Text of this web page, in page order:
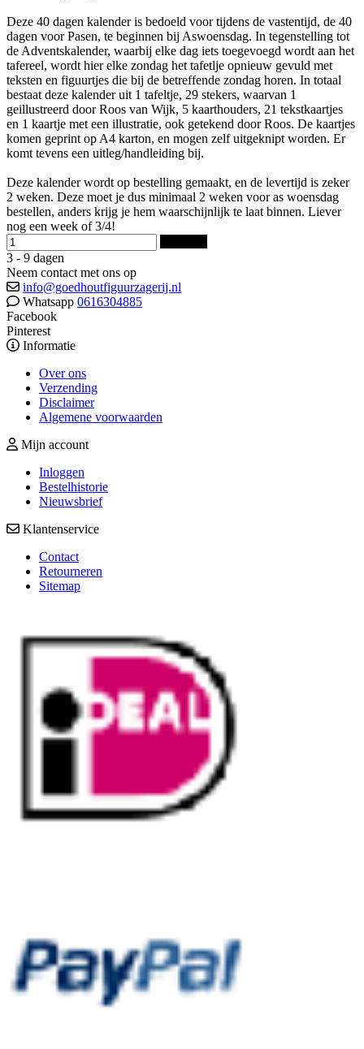
Deze 40 dagen kalender is bedoeld voor tijdens de vastentijd, de 40
dagen voor Pasen, te beginnen bij Aswoensdag. In tegenstelling tot
de Adventskalender, waarbij elke dag iets toegevoegd wordt aan het
tafereel, wordt hier elke zondag het tafetlje opnieuw gevuld met
teksten en figuurtjes die bij de betreffende zondag horen. In totaal
bestaat deze kalender uit 1 tafeltje, 29 stekers, waarvan 1
geillustreerd door Roos van Wijk, 5 kaarthouders, 21 tekstkaartjes
en 1 kaartje met een illustratie, ook getekend door Roos. De kaartjes
komen geprint op A4 karton, en mogen zelf uitgeknipt worden. Er
komt tevens een uitleg/handleiding bij.
Deze kalender wordt op bestelling gemaakt, en de levertijd is zeker
2 weken. Deze moet je dus minimaal 2 weken voor as woensdag
bestellen, anders krijg je hem waarschijnlijk te laat binnen. Liever
nog een week of 3/4!
3 - 9 dagen
Neem contact met ons op
info@goedhoutfiguurzagerij.nl
Whatsapp 0616304885
Facebook
Pinterest
Informatie
Over ons
Verzending
Disclaimer
Algemene voorwaarden
Mijn account
Inloggen
Bestelhistorie
Nieuwsbrief
Klantenservice
Contact
Retourneren
Sitemap